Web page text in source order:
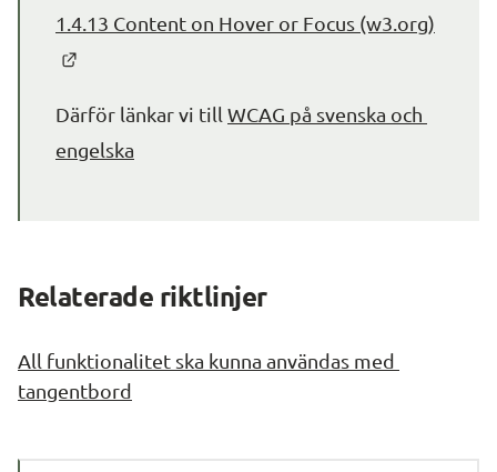
1.4.13 Content on Hover or Focus (w3.org)
Därför länkar vi till WCAG på svenska och
engelska
Relaterade riktlinjer
All funktionalitet ska kunna användas med
tangentbord